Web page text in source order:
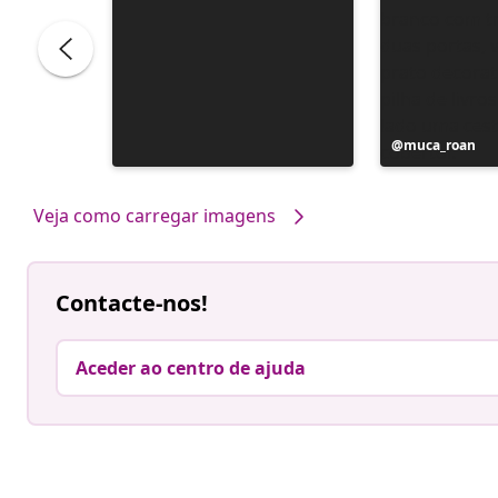
Postagem
publicada
muca_roan
Veja como carregar imagens
Contacte-nos!
Aceder ao centro de ajuda